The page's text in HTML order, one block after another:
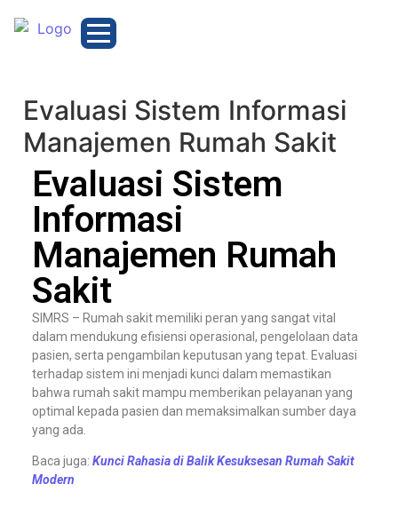
Evaluasi Sistem Informasi
Manajemen Rumah Sakit
Evaluasi Sistem
Informasi
Manajemen Rumah
Sakit
SIMRS – Rumah sakit memiliki peran yang sangat vital
dalam mendukung efisiensi operasional, pengelolaan data
pasien, serta pengambilan keputusan yang tepat. Evaluasi
terhadap sistem ini menjadi kunci dalam memastikan
bahwa rumah sakit mampu memberikan pelayanan yang
optimal kepada pasien dan memaksimalkan sumber daya
yang ada.
Baca juga: Kunci Rahasia di Balik Kesuksesan Rumah Sakit
Modern